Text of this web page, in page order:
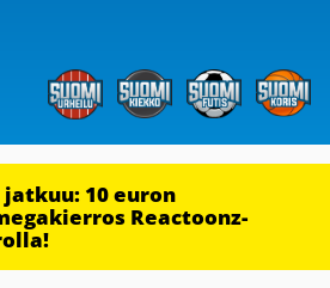
10 euron
Reactoonz-